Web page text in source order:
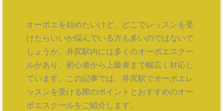
オーボエを始めたいけど、どこでレッスンを受
けたらいいか悩んでいる方も多いのではないで
しょうか。井尻駅内には多くのオーボエスクー
ルがあり、初心者から上級者まで幅広く対応し
ています。この記事では、井尻駅でオーボエレ
ッスンを受ける際のポイントとおすすめのオー
ボエスクールをご紹介します。